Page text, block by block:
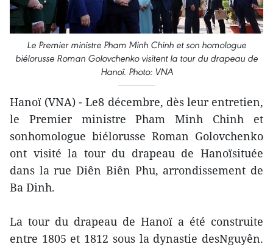
Le Premier ministre Pham Minh Chinh et son homologue
biélorusse Roman Golovchenko visitent la tour du drapeau de
Hanoï. Photo: VNA
Hanoï (VNA) - Le8 décembre, dès leur entretien,
le Premier ministre Pham Minh Chinh et
sonhomologue biélorusse Roman Golovchenko
ont visité la tour du drapeau de Hanoïsituée
dans la rue Diên Biên Phu, arrondissement de
Ba Dinh.
La tour du drapeau de Hanoï a été construite
entre 1805 et 1812 sous la dynastie desNguyên.